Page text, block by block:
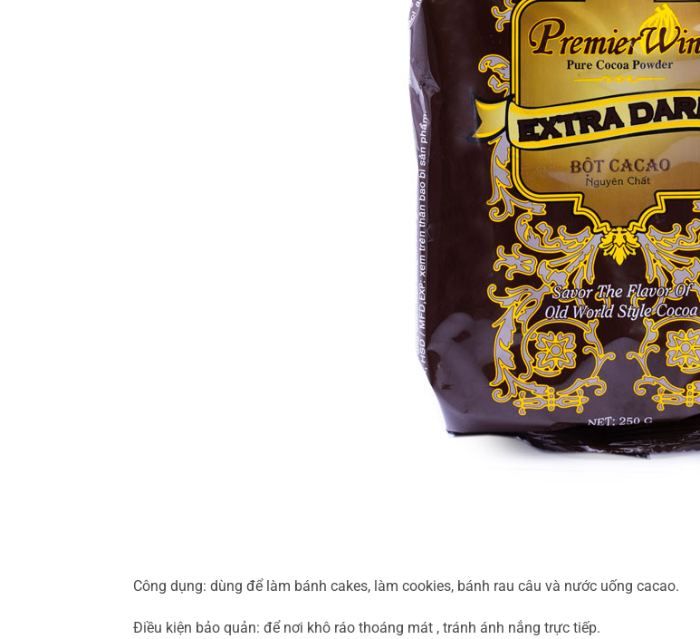
Công dụng: dùng để làm bánh cakes, làm cookies, bánh rau câu và nước uống cacao.
Điều kiện bảo quản: để nơi khô ráo thoáng mát , tránh ánh nắng trực tiếp.